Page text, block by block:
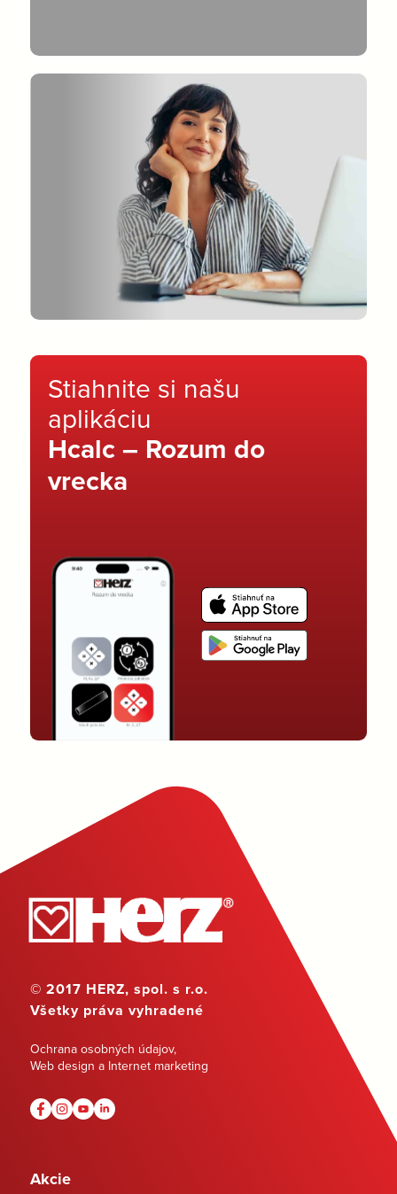
Stiahnite si našu
aplikáciu
Hcalc – Rozum do
vrecka
© 2017 HERZ, spol. s r.o.
Všetky práva vyhradené
Ochrana osobných údajov,
Web design a Internet marketing
Akcie